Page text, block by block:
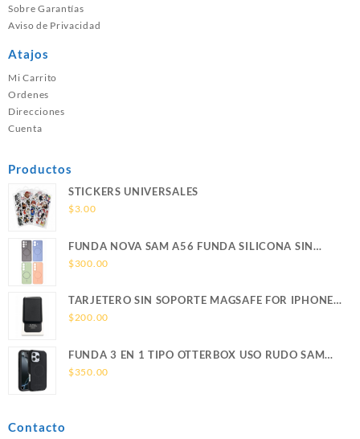
Sobre Garantías
Aviso de Privacidad
Atajos
Mi Carrito
Ordenes
Direcciones
Cuenta
Productos
STICKERS UNIVERSALES
$3.00
FUNDA NOVA SAM A56 FUNDA SILICONA SIN
SOPORTE MAGNETICO SAMSUNG
$300.00
TARJETERO SIN SOPORTE MAGSAFE FOR IPHONE
LEATHER WALLET MAGSAFE
$200.00
FUNDA 3 EN 1 TIPO OTTERBOX USO RUDO SAM
S26 ULTRA SAMSUNG S26 ULTRA
$350.00
Contacto